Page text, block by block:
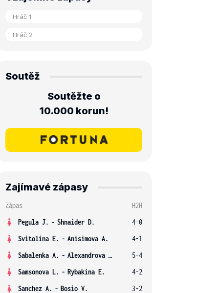
Soutěž
Soutěžte o
10.000 korun!
Zajímavé zápasy
Zápas
H2H
Pegula J. - Shnaider D.
4-0
Svitolina E. - Anisimova A.
4-1
Sabalenka A. - Alexandrova E.
5-4
Samsonova L. - Rybakina E.
4-2
Sanchez A. - Bosio V.
3-2